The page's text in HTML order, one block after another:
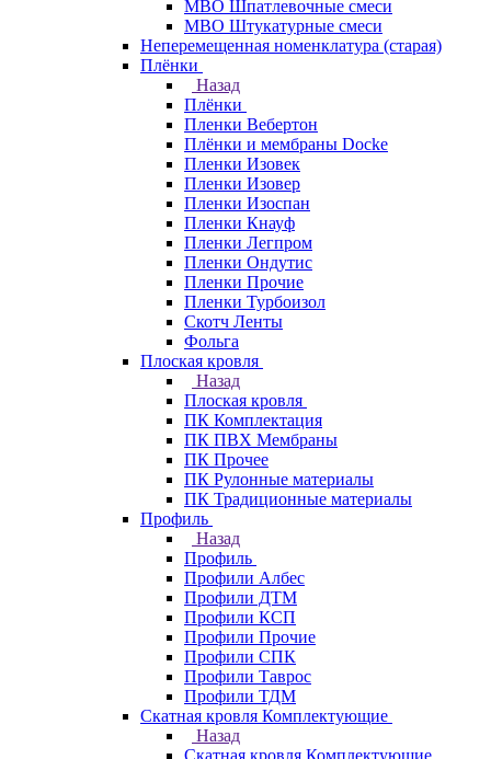
МВО Шпатлевочные смеси
МВО Штукатурные смеси
Неперемещенная номенклатура (старая)
Плёнки
Назад
Плёнки
Пленки Вебертон
Плёнки и мембраны Docke
Пленки Изовек
Пленки Изовер
Пленки Изоспан
Пленки Кнауф
Пленки Легпром
Пленки Ондутис
Пленки Прочие
Пленки Турбоизол
Скотч Ленты
Фольга
Плоская кровля
Назад
Плоская кровля
ПК Комплектация
ПК ПВХ Мембраны
ПК Прочее
ПК Рулонные материалы
ПК Традиционные материалы
Профиль
Назад
Профиль
Профили Албес
Профили ДТМ
Профили КСП
Профили Прочие
Профили СПК
Профили Таврос
Профили ТДМ
Скатная кровля Комплектующие
Назад
Скатная кровля Комплектующие